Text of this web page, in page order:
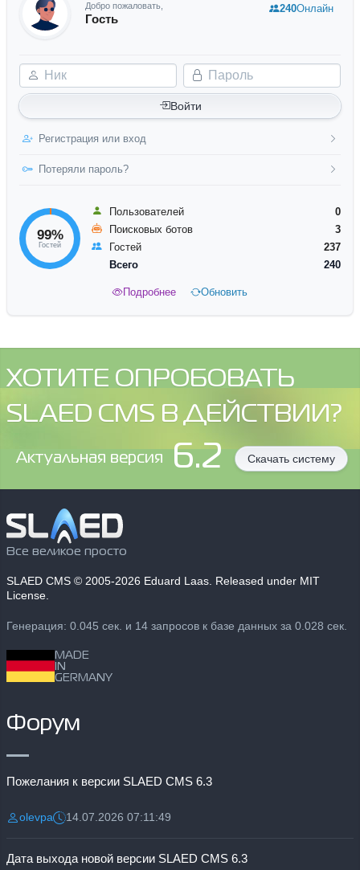
Добро пожаловать,
Гость
Ник Пароль
Войти
Регистрация или вход
Потеряли пароль?
240Онлайн
99%
Гостей
Пользователей
0
Поисковых ботов
3
Гостей
237
Всего
240
Подробнее Обновить
ХОТИТЕ ОПРОБОВАТЬ
SLAED CMS В ДЕЙСТВИИ?
Aктуальная версия 6.2 Скачать систему
Все великое просто
SLAED CMS © 2005-2026 Eduard Laas. Released under MIT
License.
Генерация: 0.045 сек. и 14 запросов к базе данных за 0.028 сек.
MADE
IN
GERMANY
Форум
Пожелания к версии SLAED CMS 6.3
Разместил:
olevpaДата:14.07.2026 07:11:49
Дата выхода новой версии SLAED CMS 6.3